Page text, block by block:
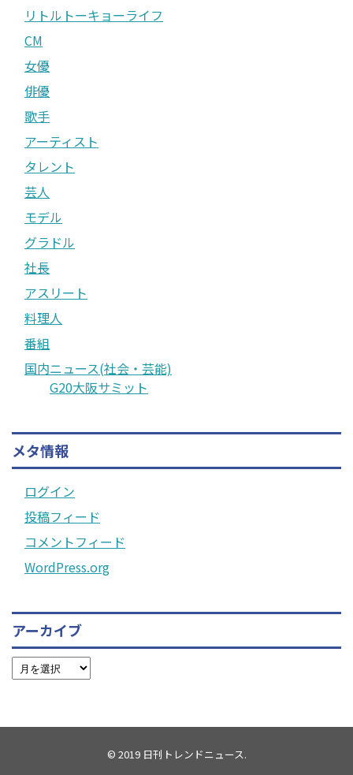
リトルトーキョーライフ
CM
女優
俳優
歌手
アーティスト
タレント
芸人
モデル
グラドル
社長
アスリート
料理人
番組
国内ニュース(社会・芸能)
G20大阪サミット
メタ情報
ログイン
投稿フィード
コメントフィード
WordPress.org
アーカイブ
© 2019 日刊トレンドニュース.